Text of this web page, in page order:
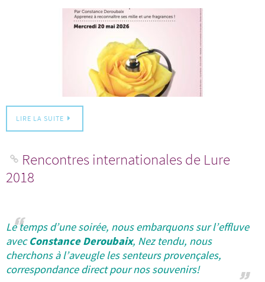
LIRE LA SUITE
Rencontres internationales de Lure
2018
Le temps d’une soirée, nous embarquons sur l’effluve
avecConstance Deroubaix, Nez tendu, nous
cherchons à l’aveugle les senteurs provençales,
correspondance direct pour nos souvenirs!